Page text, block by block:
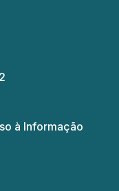
à Informação